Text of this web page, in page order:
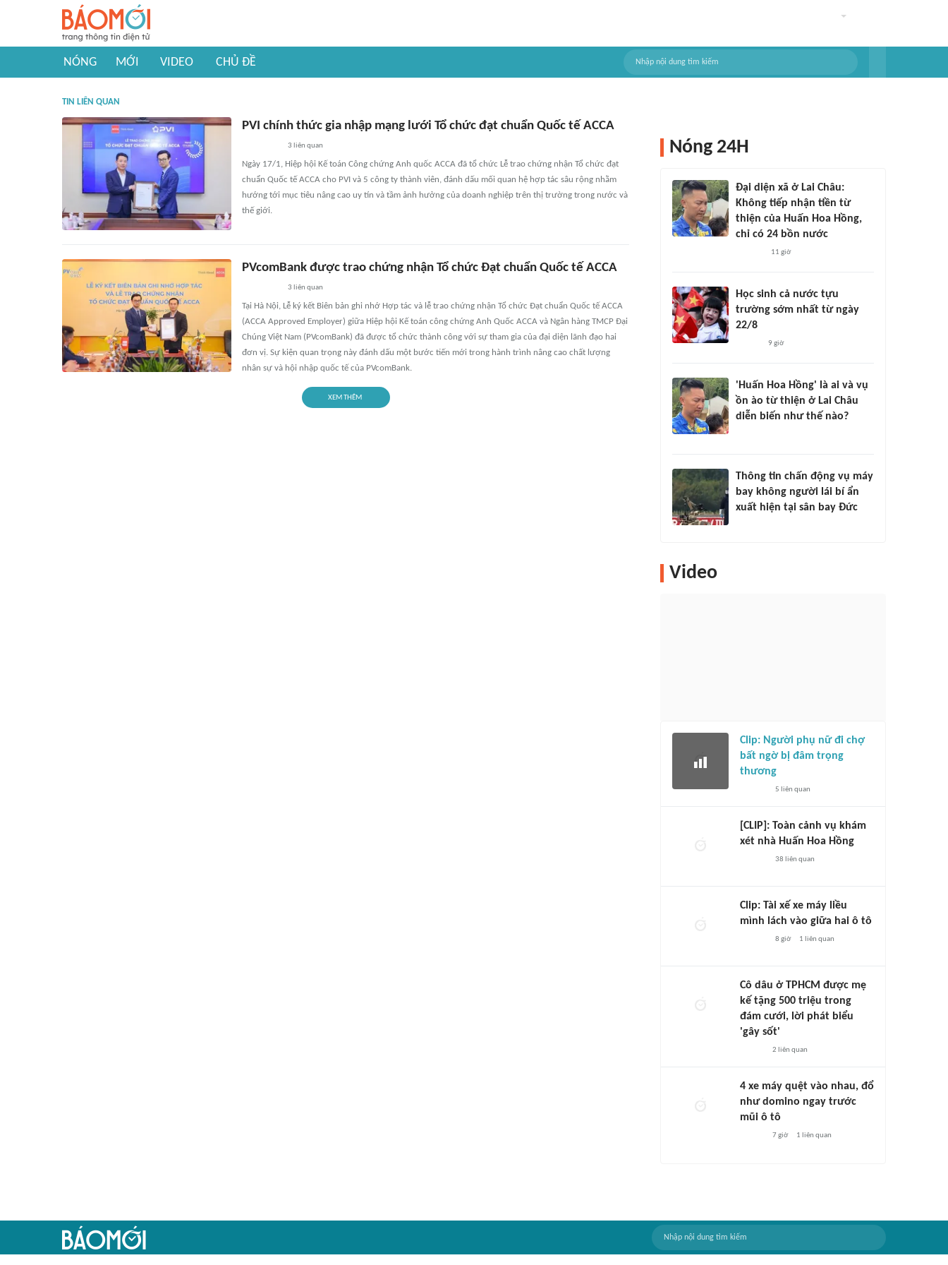
NÓNG MỚI VIDEO CHỦ ĐỀ
TIN LIÊN QUAN
PVI chính thức gia nhập mạng lưới Tổ chức đạt chuẩn Quốc tế ACCA
3 liên quan
Ngày 17/1, Hiệp hội Kế toán Công chứng Anh quốc ACCA đã tổ chức Lễ trao chứng nhận Tổ chức đạt
chuẩn Quốc tế ACCA cho PVI và 5 công ty thành viên, đánh dấu mối quan hệ hợp tác sâu rộng nhằm
hướng tới mục tiêu nâng cao uy tín và tầm ảnh hưởng của doanh nghiệp trên thị trường trong nước và
thế giới.
PVcomBank được trao chứng nhận Tổ chức Đạt chuẩn Quốc tế ACCA
3 liên quan
Tại Hà Nội, Lễ ký kết Biên bản ghi nhớ Hợp tác và lễ trao chứng nhận Tổ chức Đạt chuẩn Quốc tế ACCA
(ACCA Approved Employer) giữa Hiệp hội Kế toán công chứng Anh Quốc ACCA và Ngân hàng TMCP Đại
Chúng Việt Nam (PVcomBank) đã được tổ chức thành công với sự tham gia của đại diện lãnh đạo hai
đơn vị. Sự kiện quan trọng này đánh dấu một bước tiến mới trong hành trình nâng cao chất lượng
nhân sự và hội nhập quốc tế của PVcomBank.
XEM THÊM
Nóng 24H
Đại diện xã ở Lai Châu:
Không tiếp nhận tiền từ
thiện của Huấn Hoa Hồng,
chỉ có 24 bồn nước
11 giờ
Học sinh cả nước tựu
trường sớm nhất từ ngày
22/8
9 giờ
'Huấn Hoa Hồng' là ai và vụ
ồn ào từ thiện ở Lai Châu
diễn biến như thế nào?
Thông tin chấn động vụ máy
bay không người lái bí ẩn
xuất hiện tại sân bay Đức
Video
Clip: Người phụ nữ đi chợ
bất ngờ bị đâm trọng
thương
5 liên quan
[CLIP]: Toàn cảnh vụ khám
xét nhà Huấn Hoa Hồng
38 liên quan
Clip: Tài xế xe máy liều
mình lách vào giữa hai ô tô
8 giờ 1 liên quan
Cô dâu ở TPHCM được mẹ
kế tặng 500 triệu trong
đám cưới, lời phát biểu
'gây sốt'
2 liên quan
4 xe máy quệt vào nhau, đổ
như domino ngay trước
mũi ô tô
7 giờ 1 liên quan